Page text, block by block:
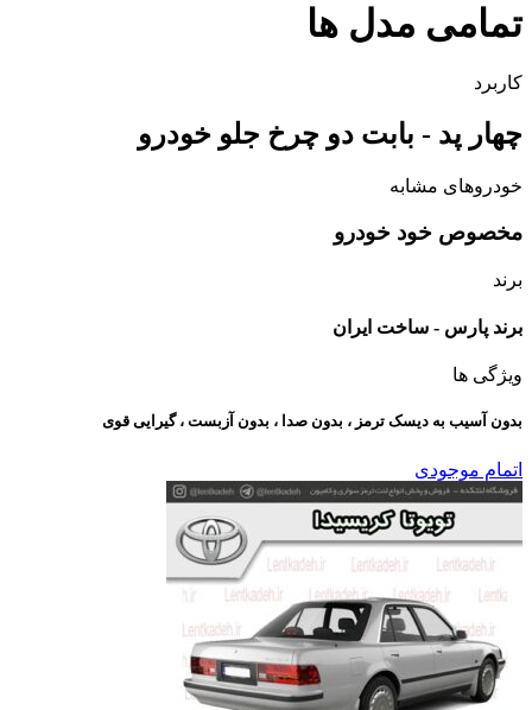
تمامی مدل ها
کاربرد
چهار پد - بابت دو چرخ جلو خودرو
خودروهای مشابه
مخصوص خود خودرو
برند
برند پارس - ساخت ایران
ویژگی ها
بدون آسیب به دیسک ترمز ، بدون صدا ، بدون آزبست ، گیرایی قوی​
اتمام موجودی